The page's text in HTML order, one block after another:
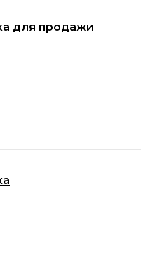
для продажи